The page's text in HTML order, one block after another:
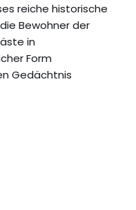
reiche historische
Bewohner der
in
Form
Gedächtnis